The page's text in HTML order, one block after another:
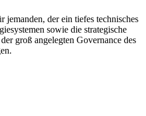
jemanden, der ein tiefes technisches
sowie die strategische
groß angelegten Governance des